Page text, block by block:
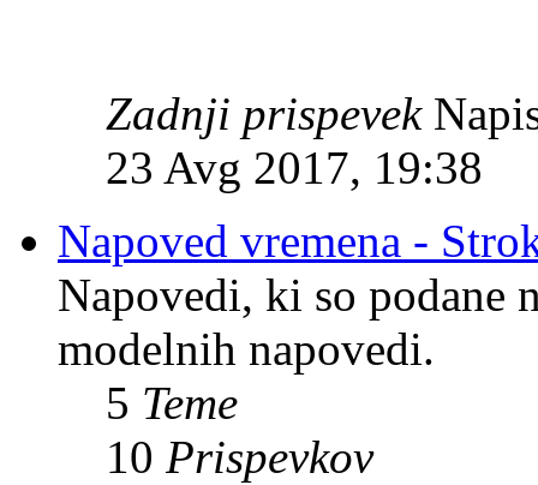
Zadnji prispevek
23 Avg 2017, 19:38
Napoved vremena -
Napovedi, ki so podane
modelnih napovedi.
5 Teme
10 Prispevkov